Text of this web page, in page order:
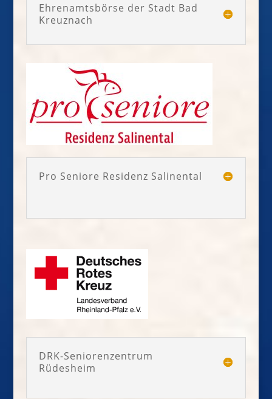
Ehrenamtsbörse der Stadt Bad
Kreuznach
Pro Seniore Residenz Salinental
DRK-Seniorenzentrum
Rüdesheim